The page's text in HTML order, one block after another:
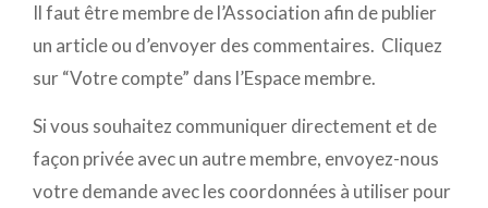
Il faut être membre de l’Association afin de publier
un article ou d’envoyer des commentaires. Cliquez
sur “Votre compte” dans l’Espace membre.
Si vous souhaitez communiquer directement et de
façon privée avec un autre membre, envoyez-nous
votre demande avec les coordonnées à utiliser pour